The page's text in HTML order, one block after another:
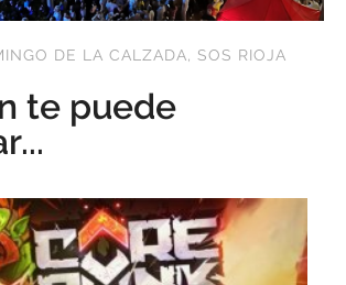
DE LA CALZADA, SOS RIOJA
te puede